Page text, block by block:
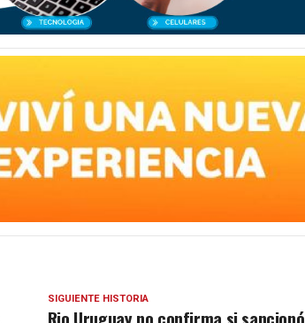
SIGUIENTE HISTORIA